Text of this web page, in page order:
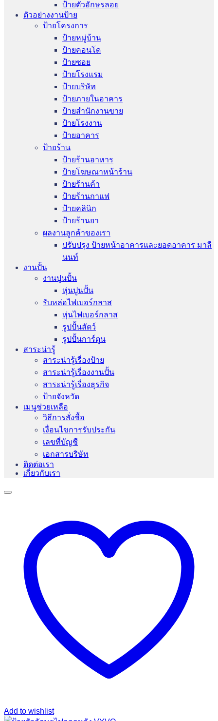
ป้ายตัวอักษรลอย
ตัวอย่างงานป้าย
ป้ายโครงการ
ป้ายหมู่บ้าน
ป้ายคอนโด
ป้ายซอย
ป้ายโรงแรม
ป้ายบริษัท
ป้ายภายในอาคาร
ป้ายสำนักงานขาย
ป้ายโรงงาน
ป้ายอาคาร
ป้ายร้าน
ป้ายร้านอาหาร
ป้ายโฆษณาหน้าร้าน
ป้ายร้านค้า
ป้ายร้านกาแฟ
ป้ายคลินิก
ป้ายร้านยา
ผลงานลูกค้าของเรา
ปรับปรุง ป้ายหน้าอาคารและยอดอาคาร มาลี
นนท์
งานปั้น
งานปูนปั้น
หุ่นปูนปั้น
รับหล่อไฟเบอร์กลาส
หุ่นไฟเบอร์กลาส
รูปปั้นสัตว์
รูปปั้นการ์ตูน
สาระน่ารู้
สาระน่ารู้เรื่องป้าย
สาระน่ารู้เรื่องงานปั้น
สาระน่ารู้เรื่องธุรกิจ
ป้ายจังหวัด
เมนูช่วยเหลือ
วิธีการสั่งซื้อ
เงื่อนไขการรับประกัน
เลขที่บัญชี
เอกสารบริษัท
ติดต่อเรา
เกี่ยวกับเรา
Add to wishlist